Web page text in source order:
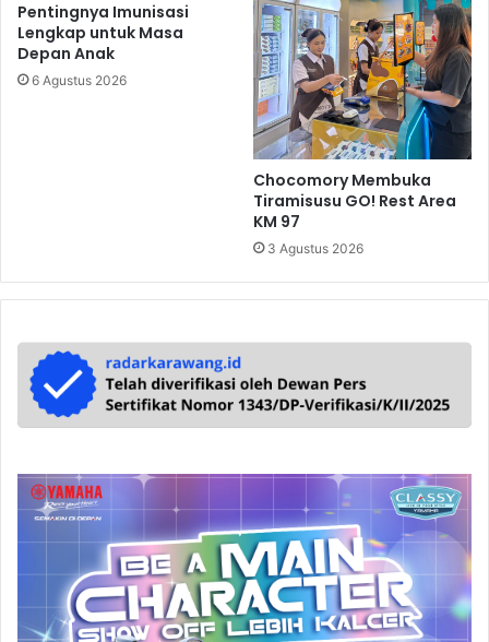
Pentingnya Imunisasi
Lengkap untuk Masa
Depan Anak
6 Agustus 2026
Chocomory Membuka
Tiramisusu GO! Rest Area
KM 97
3 Agustus 2026